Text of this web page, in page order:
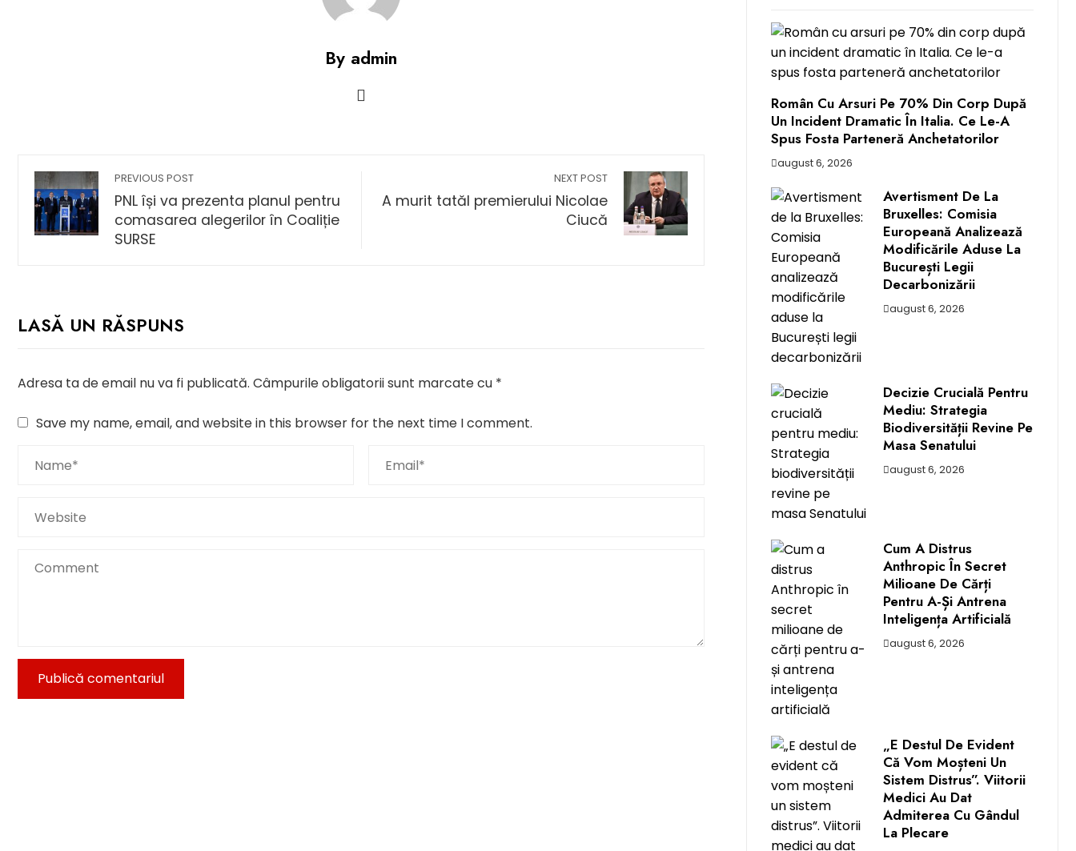
By admin
PREVIOUS POST
PNL își va prezenta planul pentru
comasarea alegerilor în Coaliție
SURSE
NEXT POST
A murit tatăl premierului Nicolae
Ciucă
LASĂ UN RĂSPUNS
Adresa ta de email nu va fi publicată. Câmpurile obligatorii sunt marcate cu *
Save my name, email, and website in this browser for the next time I comment.
Român Cu Arsuri Pe 70% Din Corp După
Un Incident Dramatic În Italia. Ce Le-A
Spus Fosta Parteneră Anchetatorilor
august 6, 2026
Avertisment De La
Bruxelles: Comisia
Europeană Analizează
Modificările Aduse La
București Legii
Decarbonizării
august 6, 2026
Decizie Crucială Pentru
Mediu: Strategia
Biodiversității Revine Pe
Masa Senatului
august 6, 2026
Cum A Distrus
Anthropic În Secret
Milioane De Cărți
Pentru A-Și Antrena
Inteligența Artificială
august 6, 2026
„E Destul De Evident
Că Vom Moșteni Un
Sistem Distrus”. Viitorii
Medici Au Dat
Admiterea Cu Gândul
La Plecare